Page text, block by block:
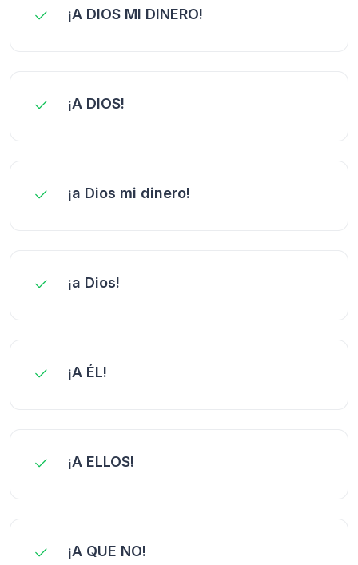
¡A DIOS MI DINERO!
¡A DIOS!
¡a Dios mi dinero!
¡a Dios!
¡A ÉL!
¡A ELLOS!
¡A QUE NO!